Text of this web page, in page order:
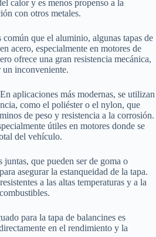
calor y es menos propenso a la
con otros metales.
común que el aluminio, algunas tapas de
acero, especialmente en motores de
ofrece una gran resistencia mecánica,
un inconveniente.
aplicaciones más modernas, se utilizan
como el poliéster o el nylon, que
de peso y resistencia a la corrosión.
útiles en motores donde se
del vehículo.
juntas, que pueden ser de goma o
asegurar la estanqueidad de la tapa.
a las altas temperaturas y a la
para la tapa de balancines es
en el rendimiento y la